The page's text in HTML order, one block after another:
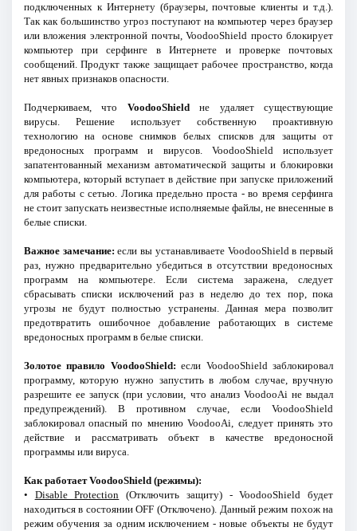
подключенных к Интернету (браузеры, почтовые клиенты и т.д.).
Так как большинство угроз поступают на компьютер через браузер
или вложения электронной почты, VoodooShield просто блокирует
компьютер при серфинге в Интернете и проверке почтовых
сообщений. Продукт также защищает рабочее пространство, когда
нет явных признаков опасности.
Подчеркиваем, что VoodooShieldне удаляет существующие
вирусы. Решение использует собственную проактивную
технологию на основе снимков белых списков для защиты от
вредоносных программ и вирусов. VoodooShield использует
запатентованный механизм автоматической защиты и блокировки
компьютера, который вступает в действие при запуске приложений
для работы с сетью. Логика предельно проста - во время серфинга
не стоит запускать неизвестные исполняемые файлы, не внесенные в
белые списки.
Важное замечание: если вы устанавливаете VoodooShield в первый
раз, нужно предварительно убедиться в отсутствии вредоносных
программ на компьютере. Если система заражена, следует
сбрасывать списки исключений раз в неделю до тех пор, пока
угрозы не будут полностью устранены. Данная мера позволит
предотвратить ошибочное добавление работающих в системе
вредоносных программ в белые списки.
Золотое правило VoodooShield: если VoodooShield заблокировал
программу, которую нужно запустить в любом случае, вручную
разрешите ее запуск (при условии, что анализ VoodooAi не выдал
предупреждений). В противном случае, если VoodooShield
заблокировал опасный по мнению VoodooAi, следует принять это
действие и рассматривать объект в качестве вредоносной
программы или вируса.
Как работает VoodooShield (режимы):
• Disable Protection (Отключить защиту) - VoodooShield будет
находиться в состоянии OFF (Отключено). Данный режим похож на
режим обучения за одним исключением - новые объекты не будут